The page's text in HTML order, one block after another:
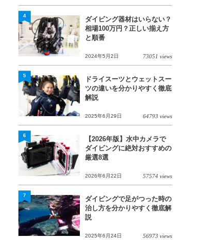
ダイビング器材はいらない？
相場100万円？正しい揃え方
と順番
2024年5月2日 73051 views
4
ドライスーツとウェットスー
ツの違いを分かりやすく徹底
解説
2025年6月29日 64793 views
5
【2026年版】水中カメラで
ダイビングに絶対おすすめの
厳選8選
2026年6月22日 57574 views
6
ダイビングで足がつった時の
治し方を分かりやすく徹底解
説
2025年6月24日 56973 views
7